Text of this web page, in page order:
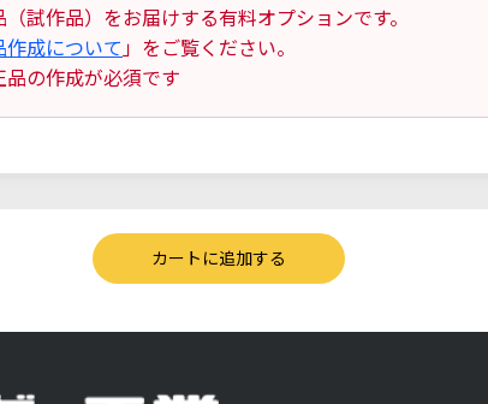
試作品）をお届けする有料オプションです。
作成について 」をご覧ください。
の作成が必須です